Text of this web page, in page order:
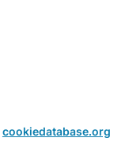
cookiedatabase.org